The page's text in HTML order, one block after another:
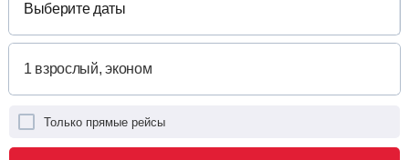
Выберите даты
Только прямые рейсы